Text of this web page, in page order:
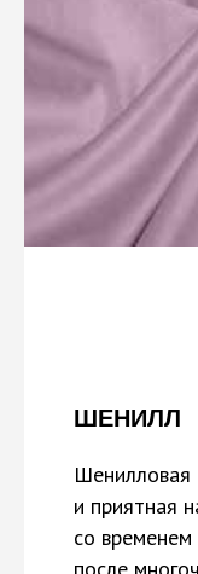
ШЕНИЛЛ
Шенилловая
и приятная
со
после